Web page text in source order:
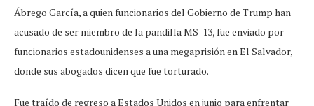
Ábrego García, a quien funcionarios del Gobierno de Trump han
acusado de ser miembro de la pandilla MS-13, fue enviado por
funcionarios estadounidenses a una megaprisión en El Salvador,
donde sus abogados dicen que fue torturado.
Fue traído de regreso a Estados Unidos en junio para enfrentar